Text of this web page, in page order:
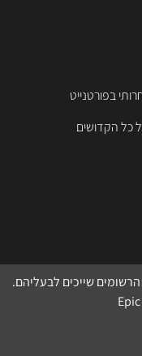
כל הקדושים
שייכים לבעליהם.